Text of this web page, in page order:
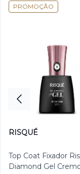
PROMOÇÃO
RISQUÉ
Top Coat Fixador
Diamond Gel